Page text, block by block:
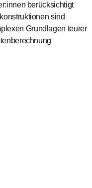
berücksichtigt
sind
Grundlagen teurer